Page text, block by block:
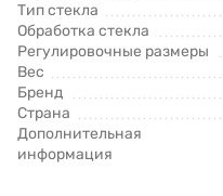
Тип стекла
Обработка стекла
Регулировочные размеры
Вес
Бренд
Страна
Дополнительная
информация